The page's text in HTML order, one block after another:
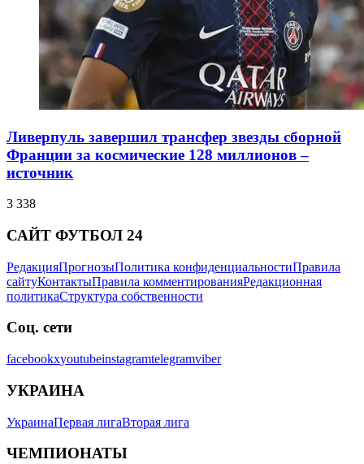
Ливерпуль завершил трансфер звезды сборной
Франции за космические 128 миллионов –
источник
3 338
САЙТ ФУТБОЛ 24
РедакцияПрогнозыПолитика конфиденциальностиПравила
сайтуКонтактыПравила комментированияРедакционная
политикаСтруктура собственности
Соц. сети
facebookxyoutubeinstagramtelegramviber
УКРАИНА
УкраинаПервая лигаВторая лига
ЧЕМПИОНАТЫ